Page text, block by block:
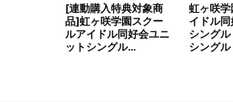
[連動購入特典対象商
品]虹ヶ咲学園スクー
ルアイドル同好会ユニ
ットシングル…
虹ヶ咲
イドル
シング
シング